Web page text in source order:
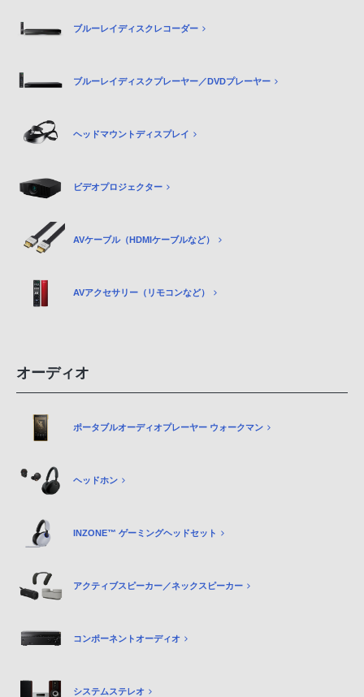
ブルーレイディスクレコーダー
ブルーレイディスクプレーヤー／DVDプレーヤー
ヘッドマウントディスプレイ
ビデオプロジェクター
AVケーブル（HDMIケーブルなど）
AVアクセサリー（リモコンなど）
オーディオ
ポータブルオーディオプレーヤー ウォークマン
ヘッドホン
INZONE™ ゲーミングヘッドセット
アクティブスピーカー／ネックスピーカー
コンポーネントオーディオ
システムステレオ